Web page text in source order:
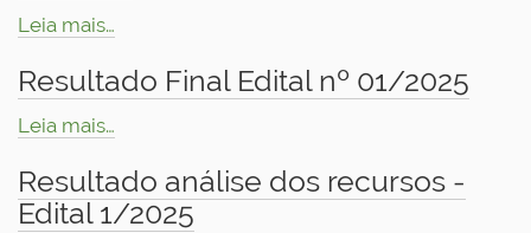
Leia mais…
Resultado Final Edital nº 01/2025
Leia mais…
Resultado análise dos recursos -
Edital 1/2025